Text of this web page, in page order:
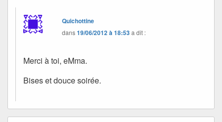
Quichottine
dans19/06/2012 à 18:53a dit :
Merci à toi, eMma.
Bises et douce soirée.